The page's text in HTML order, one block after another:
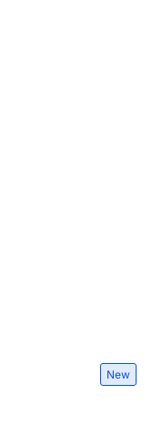
New